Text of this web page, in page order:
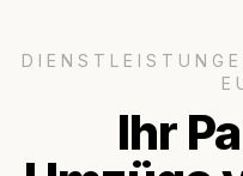
Ihr